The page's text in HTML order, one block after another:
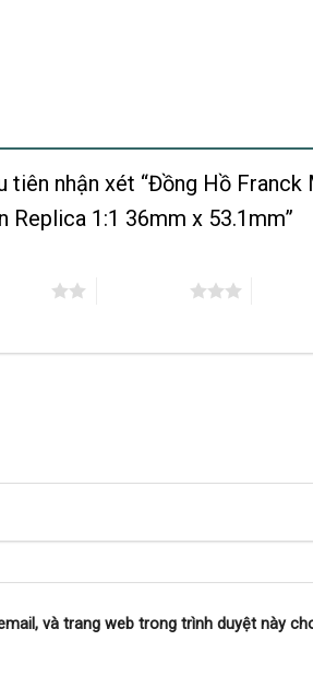
tiên nhận xét “Đồng Hồ
Replica 1:1 36mm x 53.1mm”
và trang web trong trình duyệt này